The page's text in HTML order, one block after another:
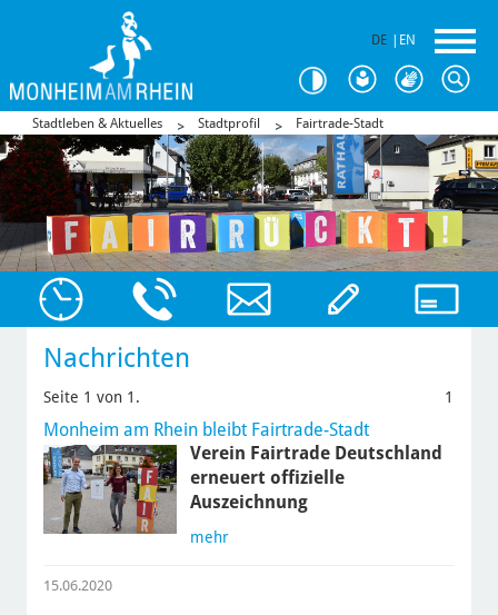
DE EN
Stadtleben & Aktuelles Stadtprofil Fairtrade-Stadt
Nachrichten
Seite 1 von 1. 1
Monheim am Rhein bleibt Fairtrade-Stadt
Verein Fairtrade Deutschland
erneuert offizielle
Auszeichnung
mehr
15.06.2020